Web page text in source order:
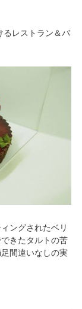
るレストラン＆バ
ングされたベリ
きたタルトの苦
間違いなしの実